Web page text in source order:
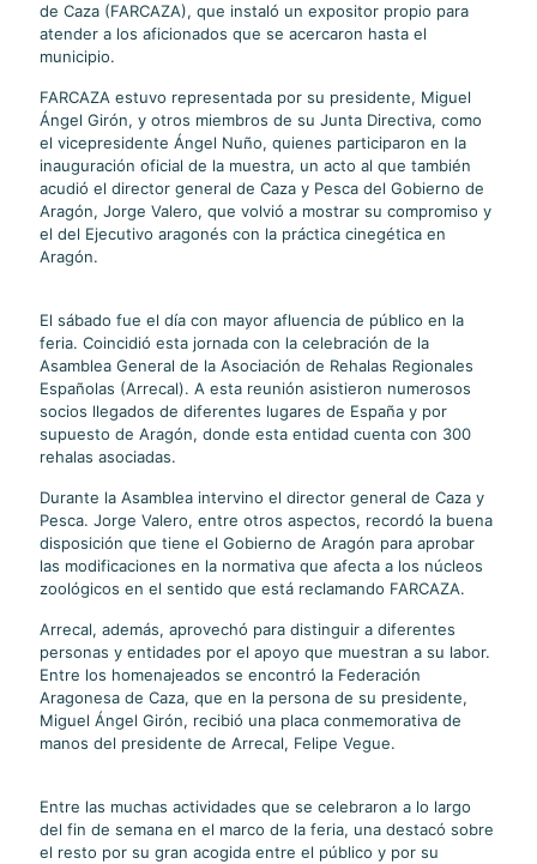
de Caza (FARCAZA), que instaló un expositor propio para
atender a los aficionados que se acercaron hasta el
municipio.
FARCAZA estuvo representada por su presidente, Miguel
Ángel Girón, y otros miembros de su Junta Directiva, como
el vicepresidente Ángel Nuño, quienes participaron en la
inauguración oficial de la muestra, un acto al que también
acudió el director general de Caza y Pesca del Gobierno de
Aragón, Jorge Valero, que volvió a mostrar su compromiso y
el del Ejecutivo aragonés con la práctica cinegética en
Aragón.
El sábado fue el día con mayor afluencia de público en la
feria. Coincidió esta jornada con la celebración de la
Asamblea General de la Asociación de Rehalas Regionales
Españolas (Arrecal). A esta reunión asistieron numerosos
socios llegados de diferentes lugares de España y por
supuesto de Aragón, donde esta entidad cuenta con 300
rehalas asociadas.
Durante la Asamblea intervino el director general de Caza y
Pesca. Jorge Valero, entre otros aspectos, recordó la buena
disposición que tiene el Gobierno de Aragón para aprobar
las modificaciones en la normativa que afecta a los núcleos
zoológicos en el sentido que está reclamando FARCAZA.
Arrecal, además, aprovechó para distinguir a diferentes
personas y entidades por el apoyo que muestran a su labor.
Entre los homenajeados se encontró la Federación
Aragonesa de Caza, que en la persona de su presidente,
Miguel Ángel Girón, recibió una placa conmemorativa de
manos del presidente de Arrecal, Felipe Vegue.
Entre las muchas actividades que se celebraron a lo largo
del fin de semana en el marco de la feria, una destacó sobre
el resto por su gran acogida entre el público y por su